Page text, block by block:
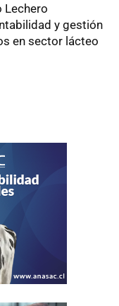
Lechero
y gestión
en sector lácteo